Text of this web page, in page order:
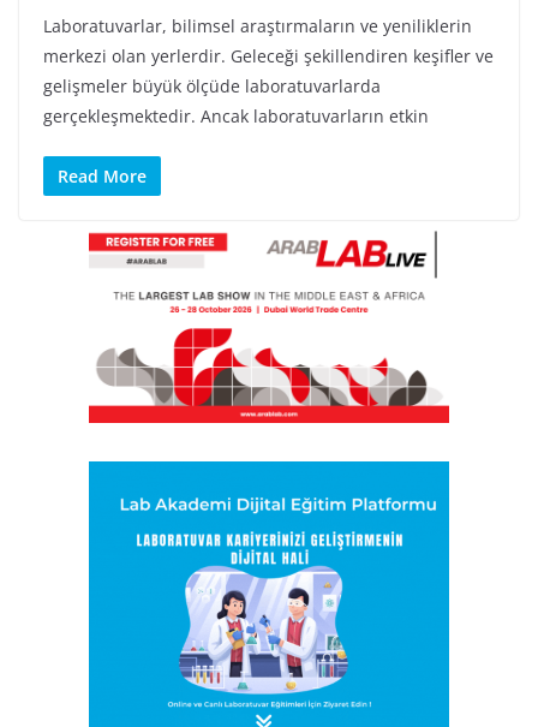
Laboratuvarlar, bilimsel araştırmaların ve yeniliklerin
merkezi olan yerlerdir. Geleceği şekillendiren keşifler ve
gelişmeler büyük ölçüde laboratuvarlarda
gerçekleşmektedir. Ancak laboratuvarların etkin
Read More